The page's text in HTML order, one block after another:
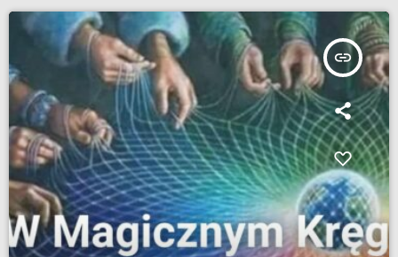
insert_link